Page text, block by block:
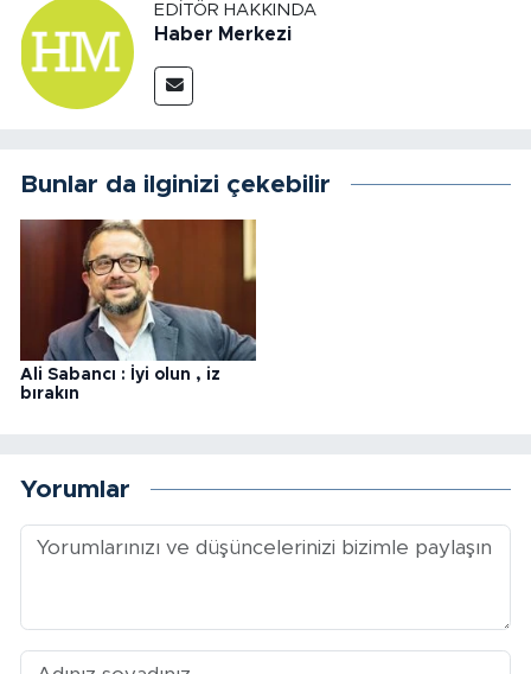
EDITÖR HAKKINDA
Haber Merkezi
Bunlar da ilginizi çekebilir
Ali Sabancı : İyi olun , iz
bırakın
Yorumlar